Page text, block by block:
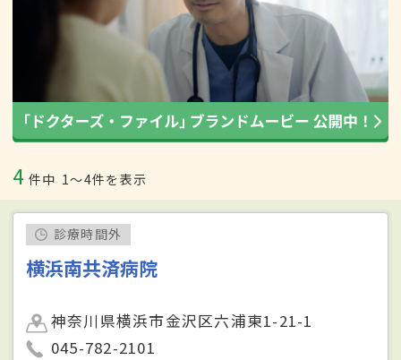
4 件中 1〜4件を表示
診療時間外
横浜南共済病院
神奈川県横浜市金沢区六浦東1-21-1
045-782-2101